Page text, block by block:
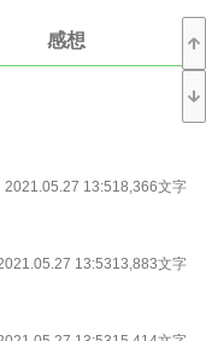
感想
2021.05.27 13:518,366文字
13:5313,883文字